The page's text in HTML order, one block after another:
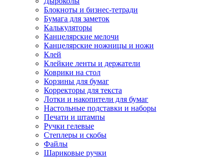
Блокноты и бизнес-тетради
Бумага для заметок
Калькуляторы
Канцелярские мелочи
Канцелярские ножницы и ножи
Клей
Клейкие ленты и держатели
Коврики на стол
Корзины для бумаг
Корректоры для текста
Лотки и накопители для бумаг
Настольные подставки и наборы
Печати и штампы
Ручки гелевые
Степлеры и скобы
Файлы
Шариковые ручки